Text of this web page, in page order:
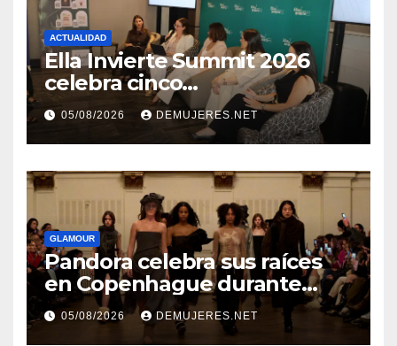
ACTUALIDAD
Ella Invierte Summit 2026
celebra cinco
añosimpulsando a las
mujeres a construir su
independencia financiera
05/08/2026 DEMUJERES.NET
GLAMOUR
Pandora celebra sus raíces
en Copenhague durante
Copenhagen Fashion Week a
través de alianzas creativas
05/08/2026 DEMUJERES.NET